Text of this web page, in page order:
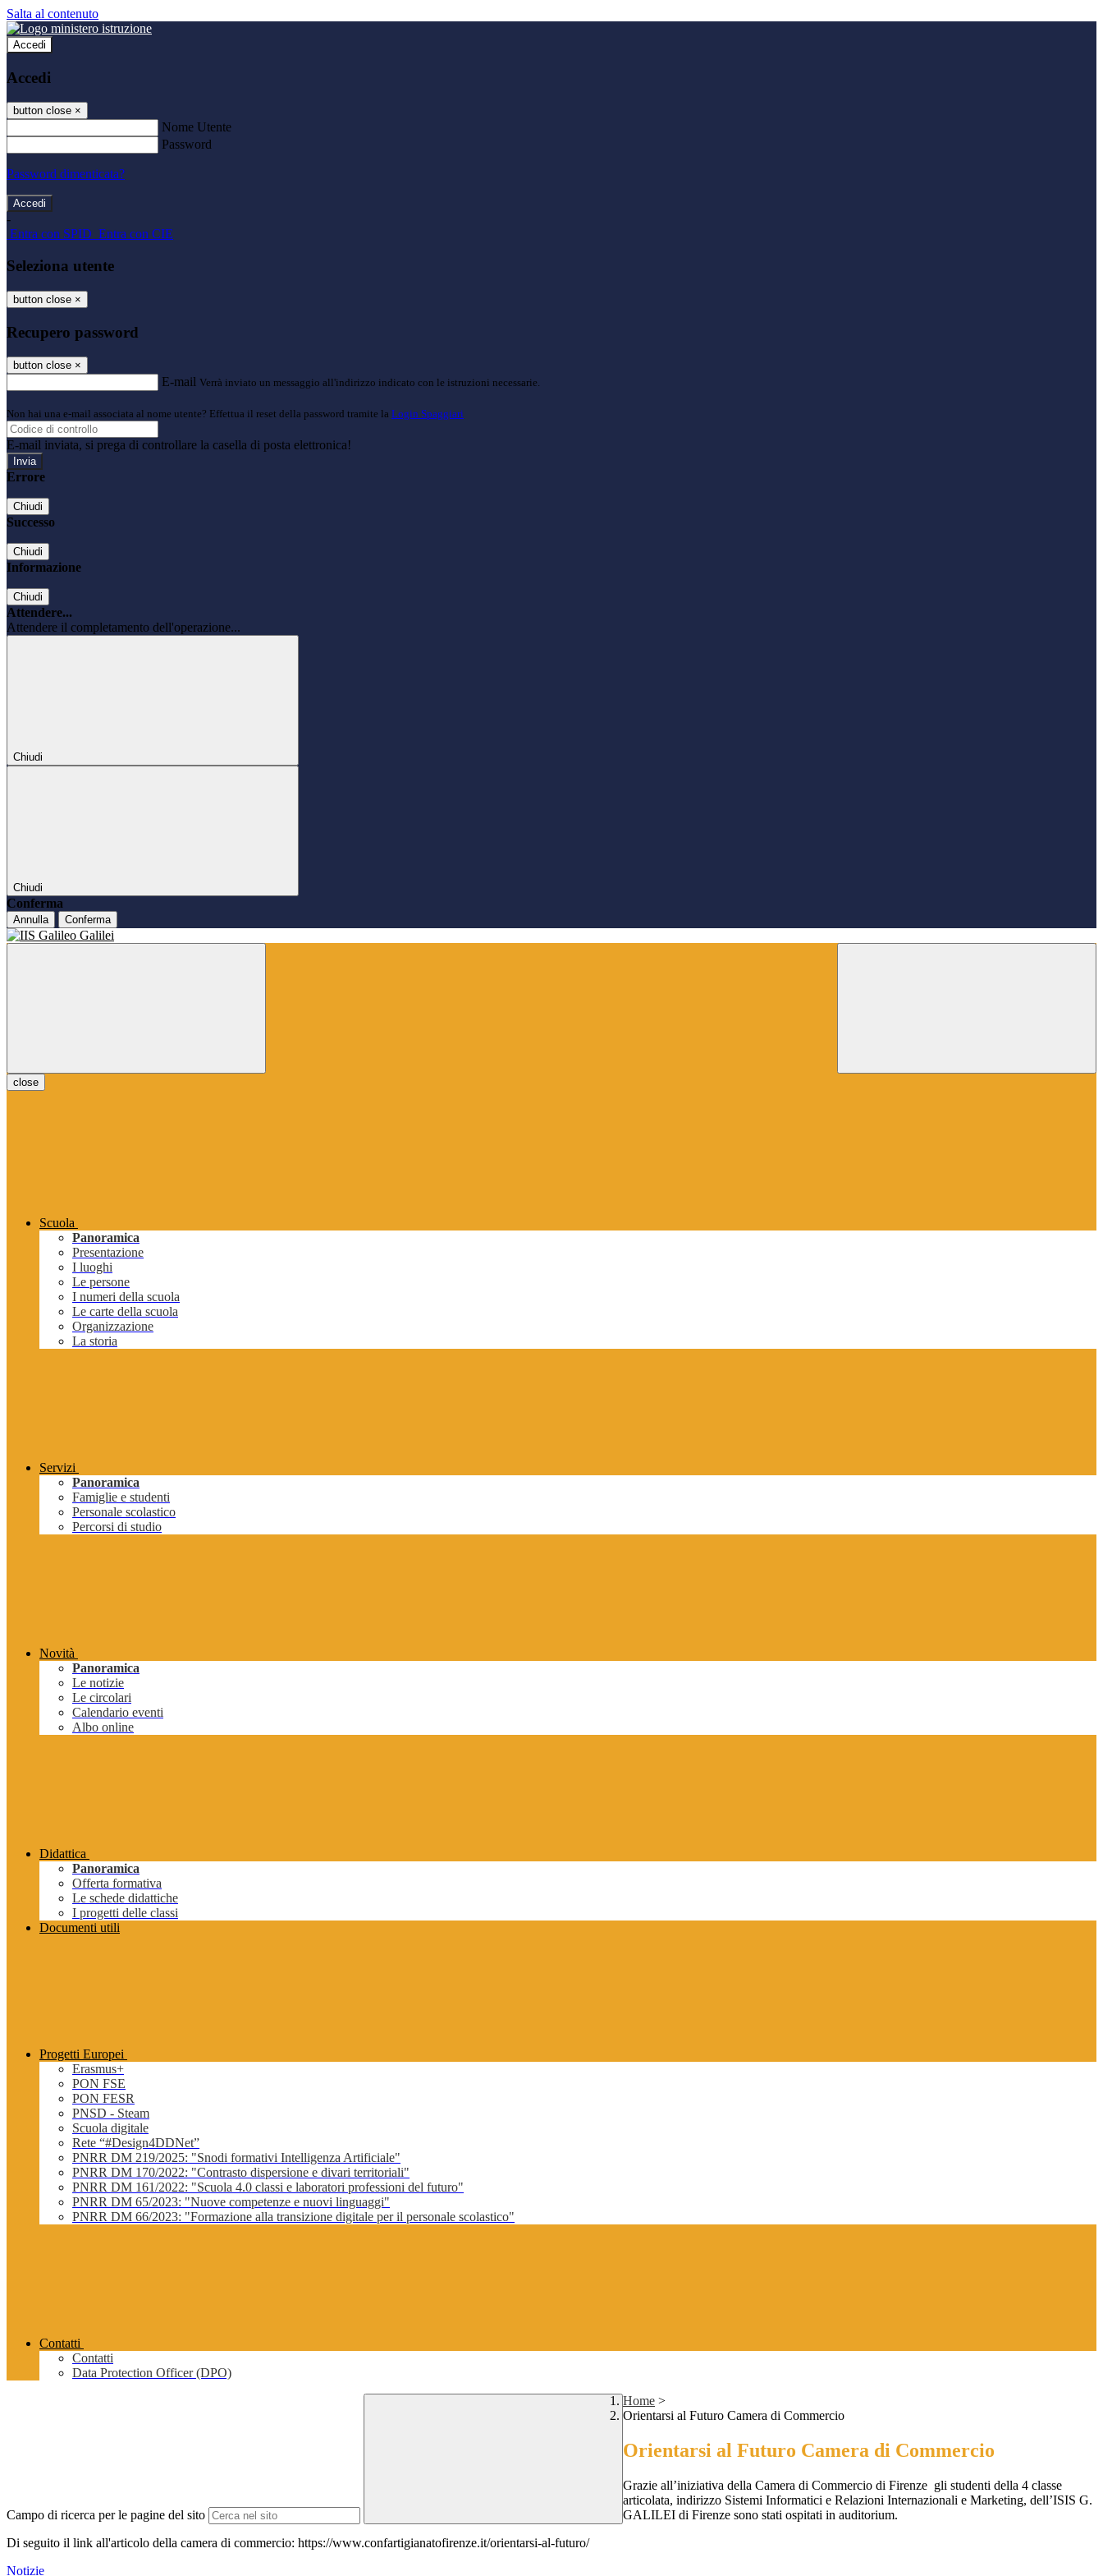
Salta al contenuto
Accedi
Accedi
button close ×
Nome Utente
Password
Password dimenticata?
-
Entra con SPID Entra con CIE
Seleziona utente
button close ×
Recupero password
button close ×
E-mail Verrà inviato un messaggio all'indirizzo indicato con le istruzioni necessarie.
Non hai una e-mail associata al nome utente? Effettua il reset della password tramite la Login Spaggiari
E-mail inviata, si prega di controllare la casella di posta elettronica!
Errore
Chiudi
Successo
Chiudi
Informazione
Chiudi
Attendere...
Attendere il completamento dell'operazione...
Chiudi
Chiudi
Conferma
Annulla Conferma
close
Scuola
Panoramica
Presentazione
I luoghi
Le persone
I numeri della scuola
Le carte della scuola
Organizzazione
La storia
Servizi
Panoramica
Famiglie e studenti
Personale scolastico
Percorsi di studio
Novità
Panoramica
Le notizie
Le circolari
Calendario eventi
Albo online
Didattica
Panoramica
Offerta formativa
Le schede didattiche
I progetti delle classi
Documenti utili
Progetti Europei
Erasmus+
PON FSE
PON FESR
PNSD - Steam
Scuola digitale
Rete “#Design4DDNet”
PNRR DM 219/2025: "Snodi formativi Intelligenza Artificiale"
PNRR DM 170/2022: "Contrasto dispersione e divari territoriali"
PNRR DM 161/2022: "Scuola 4.0 classi e laboratori professioni del futuro"
PNRR DM 65/2023: "Nuove competenze e nuovi linguaggi"
PNRR DM 66/2023: "Formazione alla transizione digitale per il personale scolastico"
Contatti
Contatti
Data Protection Officer (DPO)
Campo di ricerca per le pagine del sito
Home >
Orientarsi al Futuro Camera di Commercio
Orientarsi al Futuro Camera di Commercio
Grazie all’iniziativa della Camera di Commercio di Firenze gli studenti della 4 classe
articolata, indirizzo Sistemi Informatici e Relazioni Internazionali e Marketing, dell’ISIS G.
GALILEI di Firenze sono stati ospitati in auditorium.
Di seguito il link all'articolo della camera di commercio: https://www.confartigianatofirenze.it/orientarsi-al-futuro/
Notizie